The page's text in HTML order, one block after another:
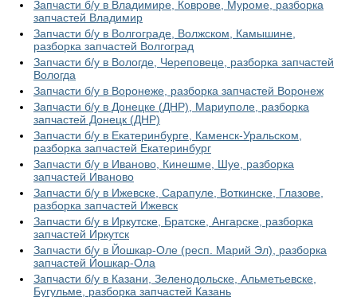
Запчасти б/у в Владимире, Коврове, Муроме, разборка
запчастей Владимир
Запчасти б/у в Волгограде, Волжском, Камышине,
разборка запчастей Волгоград
Запчасти б/у в Вологде, Череповеце, разборка запчастей
Вологда
Запчасти б/у в Воронеже, разборка запчастей Воронеж
Запчасти б/у в Донецке (ДНР), Мариуполе, разборка
запчастей Донецк (ДНР)
Запчасти б/у в Екатеринбурге, Каменск-Уральском,
разборка запчастей Екатеринбург
Запчасти б/у в Иваново, Кинешме, Шуе, разборка
запчастей Иваново
Запчасти б/у в Ижевске, Сарапуле, Воткинске, Глазове,
разборка запчастей Ижевск
Запчасти б/у в Иркутске, Братске, Ангарске, разборка
запчастей Иркутск
Запчасти б/у в Йошкар-Оле (респ. Марий Эл), разборка
запчастей Йошкар-Ола
Запчасти б/у в Казани, Зеленодольске, Альметьевске,
Бугульме, разборка запчастей Казань